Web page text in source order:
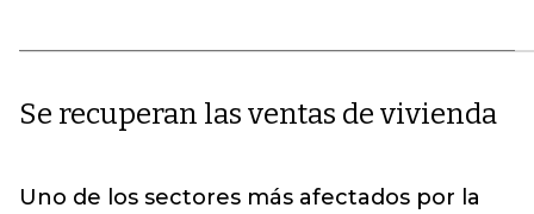
Se recuperan las ventas de vivienda
Uno de los sectores más afectados por la